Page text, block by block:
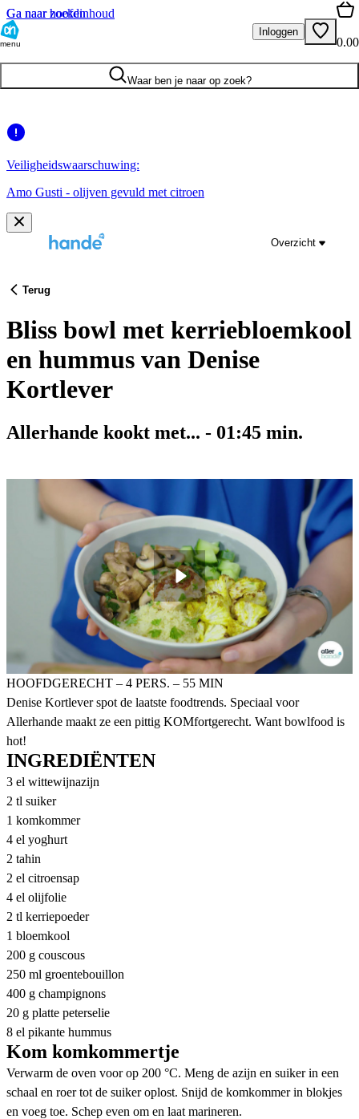
Ga naar hoofdinhoud
Ga naar zoeken
menu
Inloggen
0.00
Waar ben je naar op zoek?
Veiligheidswaarschuwing:
Amo Gusti - olijven gevuld met citroen
Overzicht
Terug
Bliss bowl met kerriebloemkool
en hummus van Denise
Kortlever
Allerhande kookt met... - 01:45 min.
HOOFDGERECHT – 4 PERS. – 55 MIN
Denise Kortlever spot de laatste foodtrends. Speciaal voor
Allerhande maakt ze een pittig KOMfortgerecht. Want bowlfood is
hot!
INGREDIËNTEN
3 el wittewijnazijn
2 tl suiker
1 komkommer
4 el yoghurt
2 tahin
2 el citroensap
4 el olijfolie
2 tl kerriepoeder
1 bloemkool
200 g couscous
250 ml groentebouillon
400 g champignons
20 g platte peterselie
8 el pikante hummus
Kom komkommertje
Verwarm de oven voor op 200 °C. Meng de azijn en suiker in een
schaal en roer tot de suiker oplost. Snijd de komkommer in blokjes
en voeg toe. Schep even om en laat marineren.